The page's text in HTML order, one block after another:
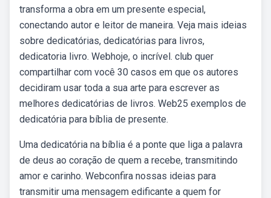
transforma a obra em um presente especial,
conectando autor e leitor de maneira. Veja mais ideias
sobre dedicatórias, dedicatórias para livros,
dedicatoria livro. Webhoje, o incrível. club quer
compartilhar com você 30 casos em que os autores
decidiram usar toda a sua arte para escrever as
melhores dedicatórias de livros. Web25 exemplos de
dedicatória para bíblia de presente.
Uma dedicatória na bíblia é a ponte que liga a palavra
de deus ao coração de quem a recebe, transmitindo
amor e carinho. Webconfira nossas ideias para
transmitir uma mensagem edificante a quem for